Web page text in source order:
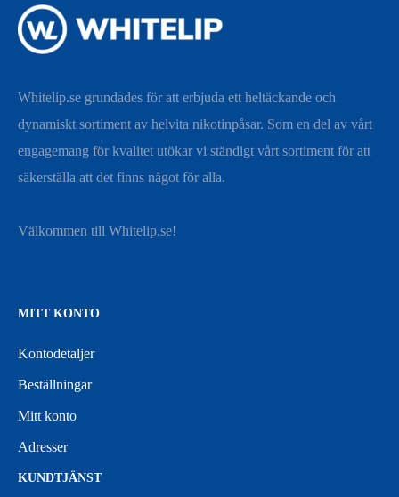
Whitelip.se grundades för att erbjuda ett heltäckande och
dynamiskt sortiment av helvita nikotinpåsar. Som en del av vårt
engagemang för kvalitet utökar vi ständigt vårt sortiment för att
säkerställa att det finns något för alla.
Välkommen till Whitelip.se!
MITT KONTO
Kontodetaljer
Beställningar
Mitt konto
Adresser
KUNDTJÄNST